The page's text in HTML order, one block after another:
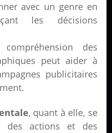
avec un genre en
les décisions
des
peut aider à
publicitaires
, quant à elle, se
des actions et des